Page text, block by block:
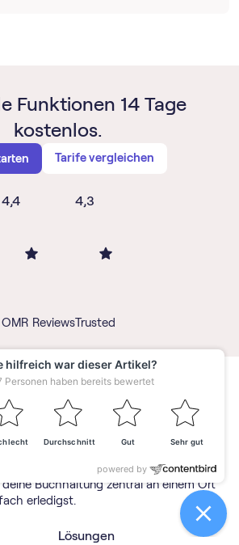
Funktionen 14 Tage
kostenlos.
Tarife vergleichen
4,4
OMR Reviews
4,3
Trusted
- 17:00 Uhr
und erhalte einen Einblick in die
Buchhaltung zentral an einem Ort
erledigst.
Lösungen